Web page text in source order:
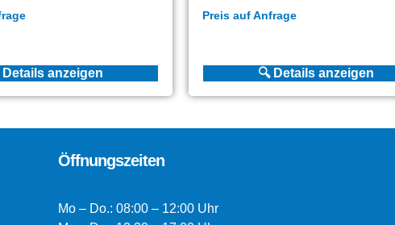
Details anzeigen
Preis auf Anfrage
🔍 Details anzeigen
Öffnungszeiten
Mo – Do.: 08:00 – 12:00 Uhr